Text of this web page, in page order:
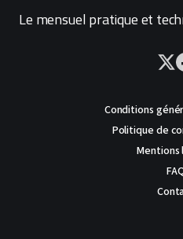
Le mensuel pratique et
Conditions
Politique de
Mentions